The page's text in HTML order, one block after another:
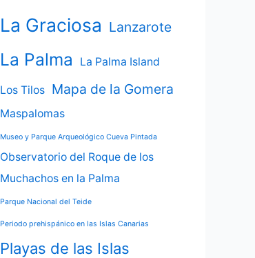
La Graciosa Lanzarote
La Palma La Palma Island
Los Tilos Mapa de la Gomera
Maspalomas
Museo y Parque Arqueológico Cueva Pintada
Observatorio del Roque de los
Muchachos en la Palma
Parque Nacional del Teide
Periodo prehispánico en las Islas Canarias
Playas de las Islas